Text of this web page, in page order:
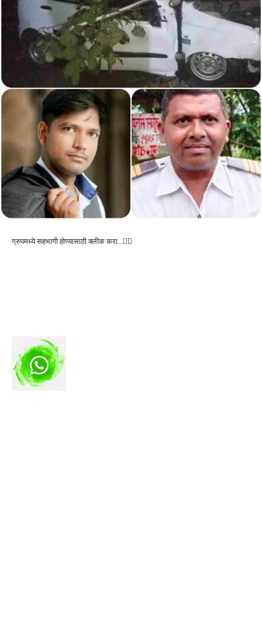
ग्रुपमध्ये सहभागी होण्यासाठी क्लीक करा…👆🏻